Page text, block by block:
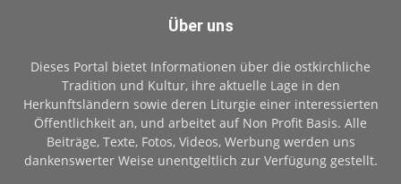
Über uns
Dieses Portal bietet Informationen über die ostkirchliche
Tradition und Kultur, ihre aktuelle Lage in den
Herkunftsländern sowie deren Liturgie einer interessierten
Öffentlichkeit an, und arbeitet auf Non Profit Basis. Alle
Beiträge, Texte, Fotos, Videos, Werbung werden uns
dankenswerter Weise unentgeltlich zur Verfügung gestellt.